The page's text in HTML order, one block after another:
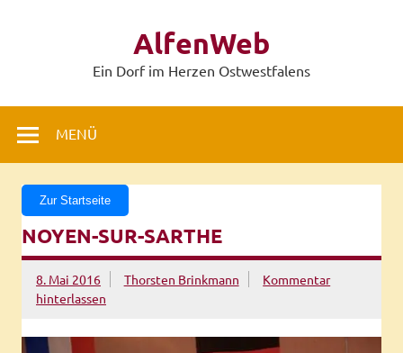
AlfenWeb
Ein Dorf im Herzen Ostwestfalens
MENÜ
Zur Startseite
NOYEN-SUR-SARTHE
8. Mai 2016 Thorsten Brinkmann
Kommentar
hinterlassen